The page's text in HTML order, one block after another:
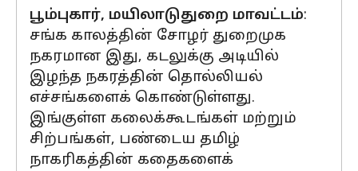
பூம்புகார், மயிலாடுதுறை மாவட்டம்:
சங்க காலத்தின் சோழர் துறைமுக
நகரமான இது, கடலுக்கு அடியில்
இழந்த நகரத்தின் தொல்லியல்
எச்சங்களைக் கொண்டுள்ளது.
இங்குள்ள கலைக்கூடங்கள் மற்றும்
சிற்பங்கள், பண்டைய தமிழ்
நாகரிகத்தின் கதைகளைக்